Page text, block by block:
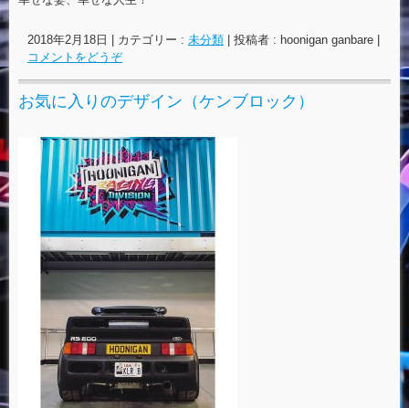
2018年2月18日 カテゴリー : 未分類 投稿者 : hoonigan ganbare
コメントをどうぞ
お気に入りのデザイン（ケンブロック）